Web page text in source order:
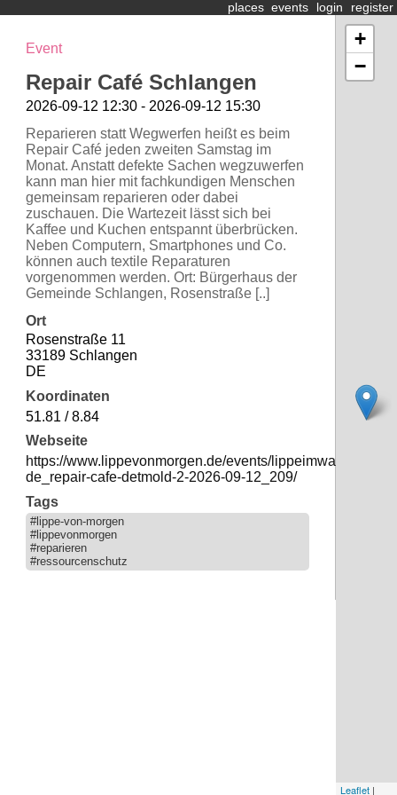
places events login register
Event
Repair Café Schlangen
2026-09-12 12:30 - 2026-09-12 15:30
Reparieren statt Wegwerfen heißt es beim
Repair Café jeden zweiten Samstag im
Monat. Anstatt defekte Sachen wegzuwerfen
kann man hier mit fachkundigen Menschen
gemeinsam reparieren oder dabei
zuschauen. Die Wartezeit lässt sich bei
Kaffee und Kuchen entspannt überbrücken.
Neben Computern, Smartphones und Co.
können auch textile Reparaturen
vorgenommen werden. Ort: Bürgerhaus der
Gemeinde Schlangen, Rosenstraße [..]
Ort
Rosenstraße 11
33189 Schlangen
DE
Koordinaten
51.81 / 8.84
Webseite
https://www.lippevonmorgen.de/events/lippeimwandel-
de_repair-cafe-detmold-2-2026-09-12_209/
Tags
#lippe-von-morgen
#lippevonmorgen
#reparieren
#ressourcenschutz
+
−
Leaflet|